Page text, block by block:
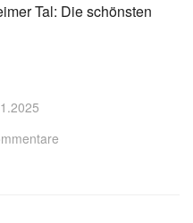
Tal: Die schönsten